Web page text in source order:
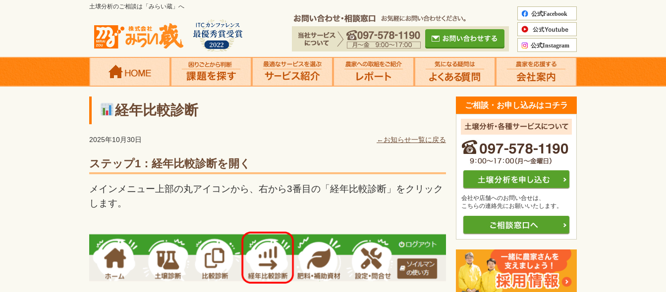
土壌分析のご相談は「みらい蔵」へ
経年比較診断
2025年10月30日 ←お知らせ一覧に戻る
ステップ1：経年比較診断を開く
メインメニュー上部の丸アイコンから、右から3番目の「経年比較診断」をクリック
します。
ご相談・お申し込みはコチラ
会社や店舗へのお問い合せは、
こちらの連絡先にお願いいたします。